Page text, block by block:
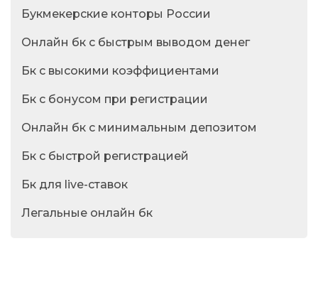
Букмекерские конторы России
Онлайн бк с быстрым выводом денег
Бк с высокими коэффициентами
Бк с бонусом при регистрации
Онлайн бк с минимальным депозитом
Бк с быстрой регистрацией
Бк для live-ставок
Легальные онлайн бк